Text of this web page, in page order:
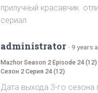
прилучный красавчик.
сериал
administrator · 9 years
Mazhor Season 2 Episode 24
Сезон 2 Серия 24 (12)
Дата выхода 3-го сезона